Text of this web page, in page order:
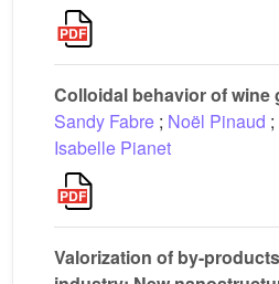
Colloidal behavior of wine
Sandy Fabre ; Noël Pinaud ;
Isabelle Pianet
Valorization of by-